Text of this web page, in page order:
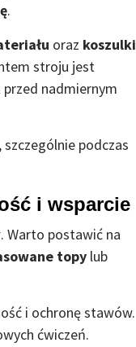
.
oraz koszulki
stroju jest
nadmiernym
podczas
i wsparcie
. Warto postawić na
topy lub
i ochronę stawów.
ćwiczeń.